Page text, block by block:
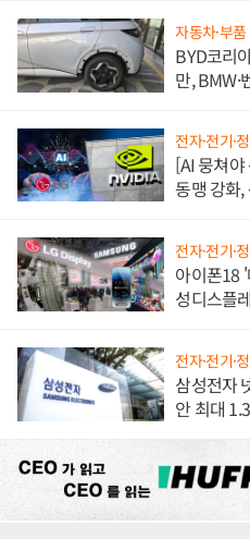
자동차·부품
BYD코리
만,
전자·전기·
[AI 뭉쳐
동맹 강화,
전자·전기·
아이폰18
성디스플
전자·전기·
삼성전자
안 최대